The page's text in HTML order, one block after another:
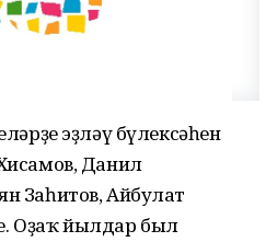
эҙләү бүлексәһен
Данил
Заһитов, Айбулат
Оҙаҡ йылдар был